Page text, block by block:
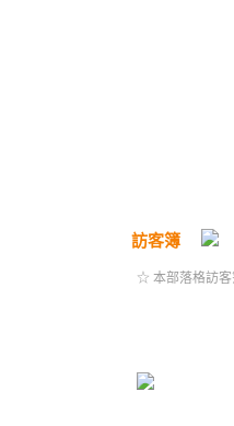
訪客簿
☆ 本部落格訪客